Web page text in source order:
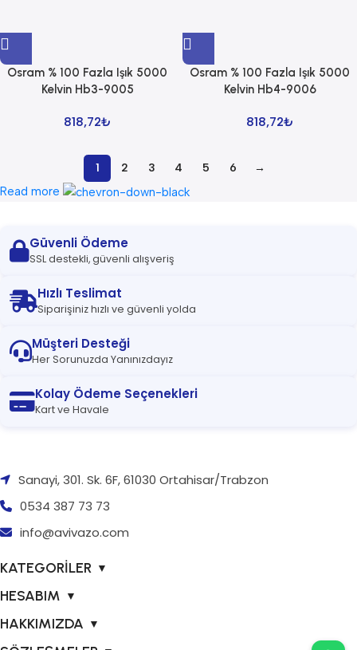
Osram % 100 Fazla Işık 5000
Kelvin Hb3-9005
818,72₺
Osram % 100 Fazla Işık 5000
Kelvin Hb4-9006
818,72₺
1 2 3 4 5 6 →
Read more
Güvenli Ödeme
SSL destekli, güvenli alışveriş
Hızlı Teslimat
Siparişiniz hızlı ve güvenli yolda
Müşteri Desteği
Her Sorunuzda Yanınızdayız
Kolay Ödeme Seçenekleri
Kart ve Havale
Sanayi, 301. Sk. 6F, 61030 Ortahisar/Trabzon
0534 387 73 73
info@avivazo.com
KATEGORİLER ▼
HESABIM ▼
HAKKIMIZDA ▼